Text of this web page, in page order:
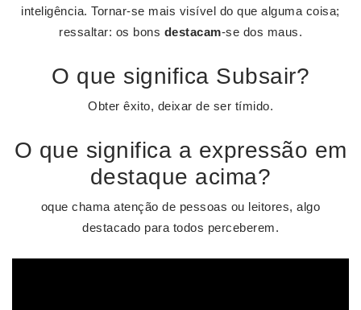
inteligência. Tornar-se mais visível do que alguma coisa;
ressaltar: os bons destacam-se dos maus.
O que significa Subsair?
Obter êxito, deixar de ser tímido.
O que significa a expressão em
destaque acima?
oque chama atenção de pessoas ou leitores, algo
destacado para todos perceberem.